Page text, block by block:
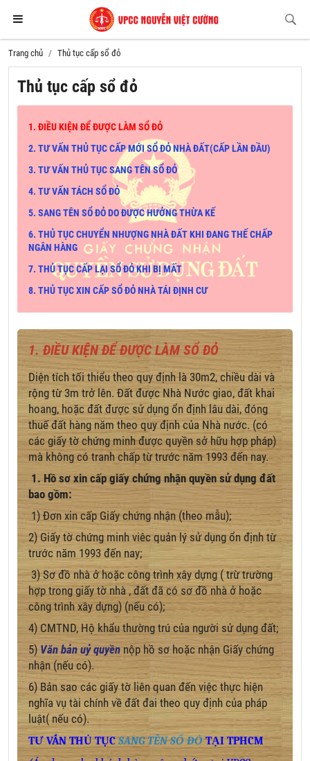
Trang chủ Thủ tục cấp sổ đỏ
Thủ tục cấp sổ đỏ
1. ĐIỀU KIỆN ĐỂ ĐƯỢC LÀM SỔ ĐỎ
2. TƯ VẤN THỦ TỤC CẤP MỚI SỔ ĐỎ NHÀ ĐẤT(CẤP LẦN ĐẦU)
3. TƯ VẤN THỦ TỤC SANG TÊN SỔ ĐỎ
4. TƯ VẤN TÁCH SỔ ĐỎ
5. SANG TÊN SỔ ĐỎ DO ĐƯỢC HƯỞNG THỪA KẾ
6. THỦ TỤC CHUYỂN NHƯỢNG NHÀ ĐẤT KHI ĐANG THẾ CHẤP
NGÂN HÀNG
7. THỦ TỤC CẤP LẠI SỔ ĐỎ KHI BỊ MẤT
8. THỦ TỤC XIN CẤP SỔ ĐỎ NHÀ TÁI ĐỊNH CƯ
1. ĐIỀU KIỆN ĐỂ ĐƯỢCLÀM SỔ ĐỎ
Diện tích tối thiểu theo quy định là 30m2, chiều dài và
rộng từ 3m trở lên. Đất được Nhà Nước giao, đất khai
hoang, hoặc đất được sử dụng ổn định lâu dài, đóng
thuế đất hàng năm theo quy định của Nhà nước. (có
các giấy tờ chứng minh được quyền sở hữu hợp pháp)
mà không có tranh chấp từ trước năm 1993 đến nay.
1. Hồ sơ xin cấp giấy chứng nhận quyền sử dụng đất
bao gồm:
1) Đơn xin cấp Giấy chứng nhận (theo mẫu);
2) Giấy tờ chứng minh viêc quản lý sử dụng ổn định từ
trước năm 1993 đến nay;
3) Sơ đồ nhà ở hoặc công trình xây dựng ( trừ trường
hợp trong giấy tờ nhà , đất đã có sơ đồ nhà ở hoặc
công trình xây dựng) (nếu có);
4) CMTND, Hộ khẩu thường trú của người sử dụng đất;
5)Văn bản uỷ quyền nộp hồ sơ hoặc nhận Giấy chứng
nhận (nếu có).
6) Bản sao các giấy tờ liên quan đến việc thực hiện
nghĩa vụ tài chính về đất đai theo quy định của pháp
luật( nếu có).
TƯ VẤN THỦ TỤC SANG TÊN SỔ ĐỎ TẠI TPHCM